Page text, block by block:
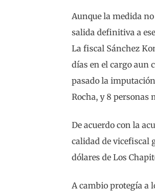
Aunque la medida
salida definitiva a
La fiscal Sánchez
días en el cargo aun
pasado la
Rocha, y 8 personas
De acuerdo con la
calidad de vicefiscal
dólares de Los
A cambio protegía a